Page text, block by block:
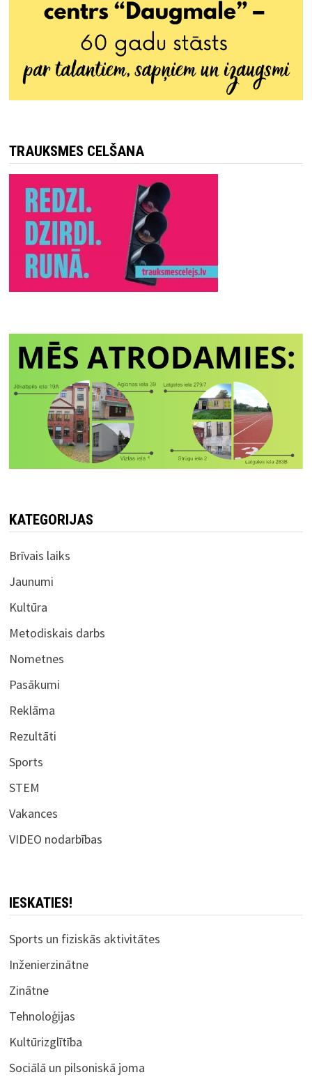
TRAUKSMES CELŠANA
KATEGORIJAS
Brīvais laiks
Jaunumi
Kultūra
Metodiskais darbs
Nometnes
Pasākumi
Reklāma
Rezultāti
Sports
STEM
Vakances
VIDEO nodarbības
IESKATIES!
Sports un fiziskās aktivitātes
Inženierzinātne
Zinātne
Tehnoloģijas
Kultūrizglītība
Sociālā un pilsoniskā joma